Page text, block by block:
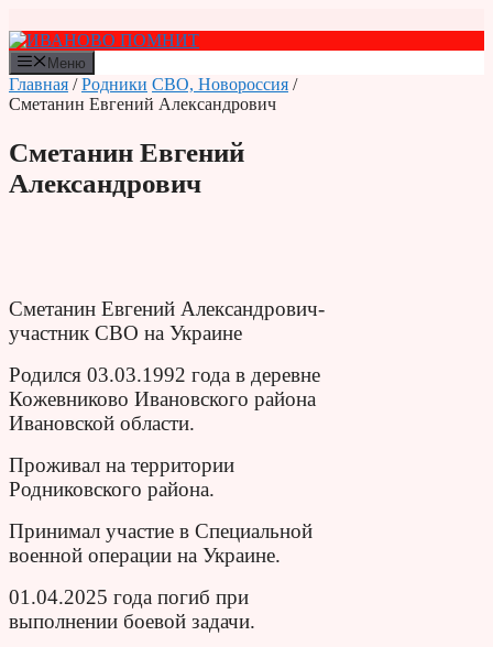
к
содержимому
Меню
Главная /Родники СВО, Новороссия /
Сметанин Евгений Александрович
Сметанин Евгений
Александрович
Сметанин Евгений Александрович-
участник СВО на Украине
Родился 03.03.1992 года в деревне
Кожевниково Ивановского района
Ивановской области.
Проживал на территории
Родниковского района.
Принимал участие в Специальной
военной операции на Украине.
01.04.2025 года погиб при
выполнении боевой задачи.